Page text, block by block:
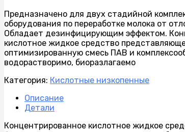
Предназначено для двух стадийной
оборудования по переработке молока от
Обладает дезинфицирующим эффектом.
кислотное жидкое средство
оптимизированную смесь ПАВ и
водорастворимо, биоразлагаемо
Категория: Кислотные низкопенные
Описание
Детали
Концентрированное кислотное жидкое